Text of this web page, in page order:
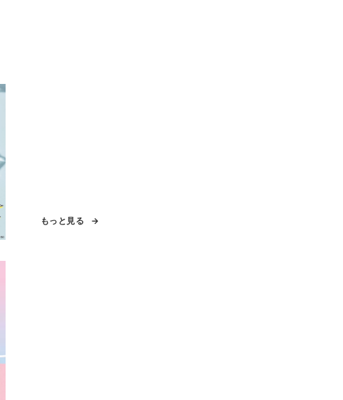
もっと見る